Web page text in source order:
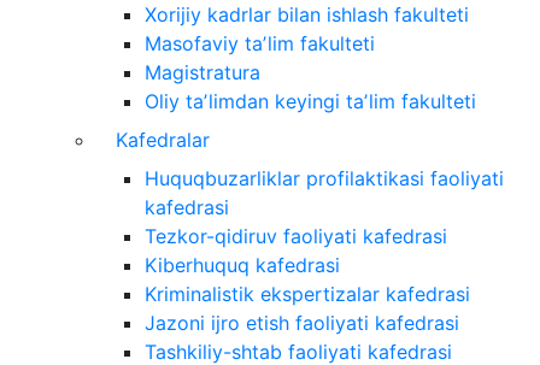
Xorijiy kadrlar bilan ishlash fakulteti
Masofaviy taʼlim fakulteti
Magistratura
Oliy taʼlimdan keyingi taʼlim fakulteti
Kafedralar
Huquqbuzarliklar profilaktikasi faoliyati
kafedrasi
Tezkor-qidiruv faoliyati kafedrasi
Kiberhuquq kafedrasi
Kriminalistik ekspertizalar kafedrasi
Jazoni ijro etish faoliyati kafedrasi
Tashkiliy-shtab faoliyati kafedrasi